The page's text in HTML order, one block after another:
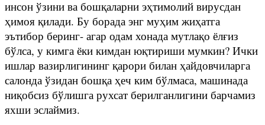
инсон ўзини ва бошқаларни эҳтимолий вирусдан
ҳимоя қилади. Бу борада энг муҳим жиҳатга
эътибор беринг- агар одам хонада мутлақо ёлғиз
бўлса, у кимга ёки кимдан юқтириши мумкин? Ички
ишлар вазирлигининг қарори билан ҳайдовчиларга
салонда ўзидан бошқа ҳеч ким бўлмаса, машинада
ниқобсиз бўлишга рухсат берилганлигини барчамиз
яхши эслаймиз.